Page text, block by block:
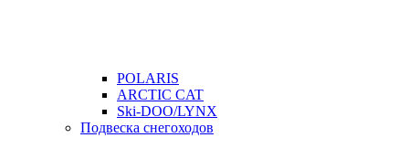
POLARIS
ARCTIC CAT
Ski-DOO/LYNX
Подвеска снегоходов